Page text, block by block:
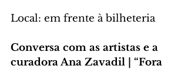
Local: em frente à bilheteria
Conversa com as artistas e a
curadora Ana Zavadil | “Fora